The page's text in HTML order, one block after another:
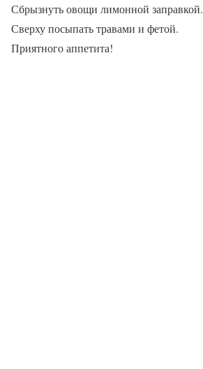
Сбрызнуть овощи лимонной заправкой.
Сверху посыпать травами и фетой.
Приятного аппетита!